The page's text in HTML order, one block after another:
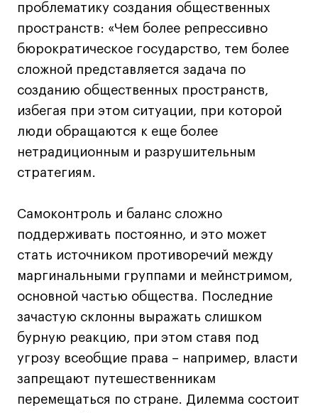
Графический дизайнер
Цифровой маркетолог
Технолог-конструктор одежды
Коммерческий фотограф
Все программы
Интенсивы
Долгосрочные
Все программы
Новости
События
Блог
Преподаватели
Лицензии и аккредитации
проблематику создания общественных
пространств: «Чем более репрессивно
бюрократическое государство, тем более
сложной представляется задача по
созданию общественных пространств,
избегая при этом ситуации, при которой
люди обращаются к еще более
нетрадиционным и разрушительным
стратегиям.
Самоконтроль и баланс сложно
поддерживать постоянно, и это может
стать источником противоречий между
маргинальными группами и мейнстримом,
основной частью общества. Последние
зачастую склонны выражать слишком
бурную реакцию, при этом ставя под
угрозу всеобщие права – например, власти
запрещают путешественникам
перемещаться по стране. Дилемма состоит